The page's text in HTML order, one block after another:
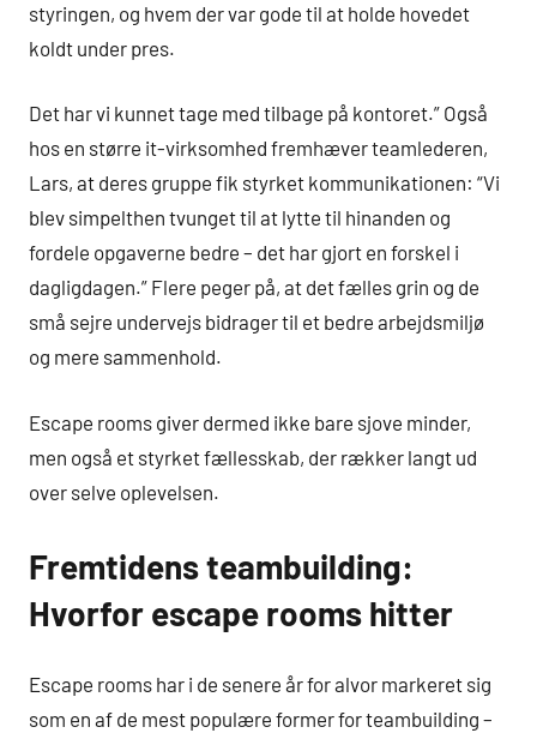
styringen, og hvem der var gode til at holde hovedet
koldt under pres.
Det har vi kunnet tage med tilbage på kontoret.” Også
hos en større it-virksomhed fremhæver teamlederen,
Lars, at deres gruppe fik styrket kommunikationen: “Vi
blev simpelthen tvunget til at lytte til hinanden og
fordele opgaverne bedre – det har gjort en forskel i
dagligdagen.” Flere peger på, at det fælles grin og de
små sejre undervejs bidrager til et bedre arbejdsmiljø
og mere sammenhold.
Escape rooms giver dermed ikke bare sjove minder,
men også et styrket fællesskab, der rækker langt ud
over selve oplevelsen.
Fremtidens teambuilding:
Hvorfor escape rooms hitter
Escape rooms har i de senere år for alvor markeret sig
som en af de mest populære former for teambuilding –